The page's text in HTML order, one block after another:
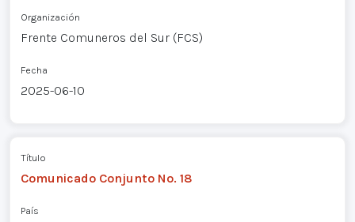
Organización
Frente Comuneros del Sur (FCS)
Fecha
2025-06-10
Título
Comunicado Conjunto No. 18
País